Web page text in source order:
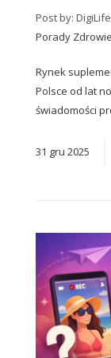
Post by: DigiLife
Porady Zdrowie
Rynek
Polsce od lat
świadomości
31 gru 2025